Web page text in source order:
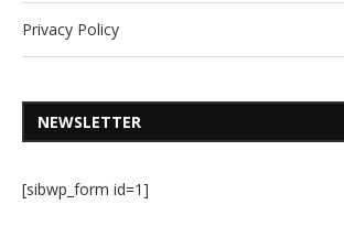
Privacy Policy
NEWSLETTER
[sibwp_form id=1]